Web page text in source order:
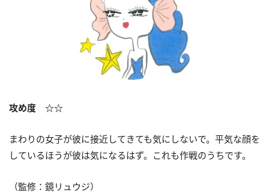
攻め度 ☆☆
まわりの女子が彼に接近してきても気にしないで。平気な顔を
しているほうが彼は気になるはず。これも作戦のうちです。
（監修：鏡リュウジ）